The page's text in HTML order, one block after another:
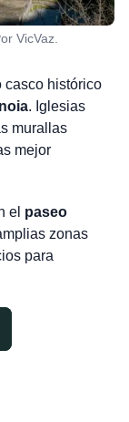
VicVaz.
casco histórico
. Iglesias
murallas
mejor
el paseo
zonas
para